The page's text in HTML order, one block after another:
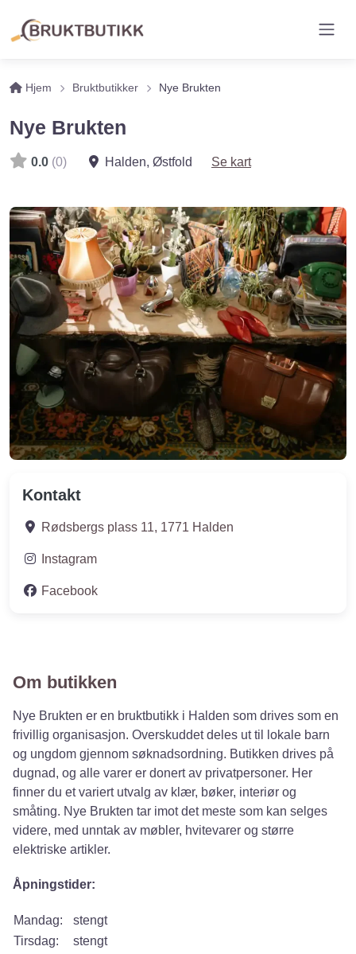
Hjem Bruktbutikker Nye Brukten
Nye Brukten
0.0 (0) Halden, Østfold Se kart
Kontakt
Rødsbergs plass 11, 1771 Halden
Instagram
Facebook
Om butikken
Nye Brukten er en bruktbutikk i Halden som drives som en
frivillig organisasjon. Overskuddet deles ut til lokale barn
og ungdom gjennom søknadsordning. Butikken drives på
dugnad, og alle varer er donert av privatpersoner. Her
finner du et variert utvalg av klær, bøker, interiør og
småting. Nye Brukten tar imot det meste som kan selges
videre, med unntak av møbler, hvitevarer og større
elektriske artikler.
Åpningstider:
Mandag:
stengt
Tirsdag:
stengt